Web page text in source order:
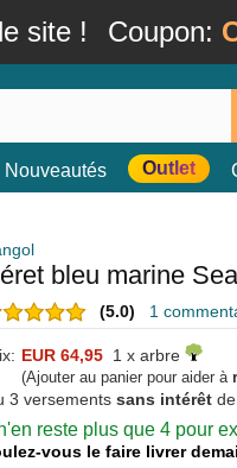
site ! Coupon:
Nouveautés Outlet
bleu marine
(5.0) 1
EUR 64,95 1 x arbre
(Ajouter au panier pour aider à
3 versements sans intérêt de
n'en reste plus que 4 pour
vous le faire livrer